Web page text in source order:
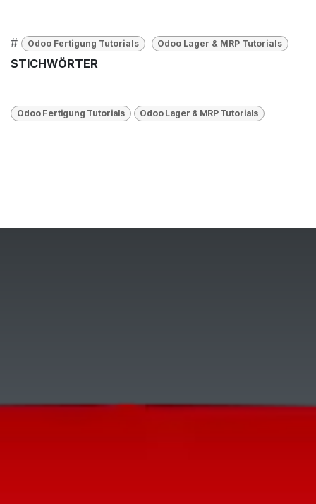
# Odoo Fertigung Tutorials Odoo Lager & MRP Tutorials
STICHWÖRTER
Odoo Fertigung Tutorials Odoo Lager & MRP Tutorials